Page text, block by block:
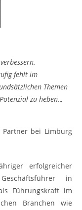
fehlt im
Themen
zu heben.„
Partner bei Limburg
erfolgreicher
in
Führungskraft im
Branchen wie